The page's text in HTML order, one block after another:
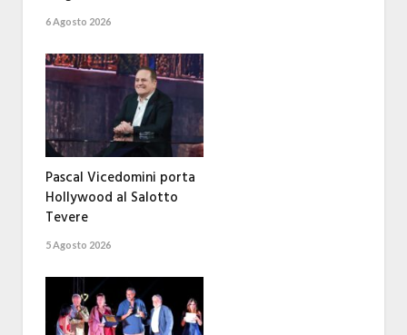
6 Agosto 2026
Pascal Vicedomini porta
Hollywood al Salotto
Tevere
5 Agosto 2026